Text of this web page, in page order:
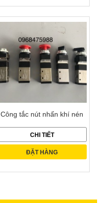
Công tắc nút nhấn khí nén
CHI TIẾT
ĐẶT HÀNG